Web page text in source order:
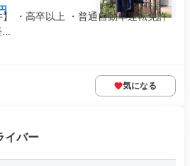
・高卒以上 ・普通自動車運転免許
気になる
イバー